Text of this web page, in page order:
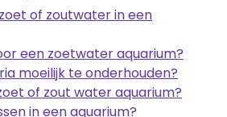
of zoutwater in een
een zoetwater aquarium?
moeilijk te onderhouden?
of zout water aquarium?
in een aquarium?